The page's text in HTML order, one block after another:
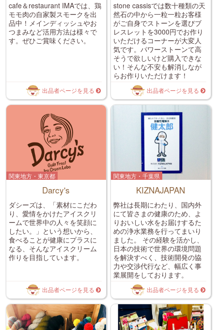
cafe＆restaurant IMAでは、鶏
モモ肉の自家製スモークを出
品中！メインディッシュやお
つまみなど活用方法は様々で
す。ぜひご賞味ください。
出品者ページを見る
stone cassisでは数十種類の天
然石の中から一粒一粒お客様
がご自身でストーンを選びブ
レスレットを3000円でお作り
いただけるコーナーが大変人
気です。パワーストーンて高
そうで欲しいけど購入できな
い！そんな不安も解消しなが
らお作りいただけます！
出品者ページを見る
関東地方・東京都
Darcy's
ダシーズは、「素材にこだわ
り、愛情をかけたアイスクリ
ームで世界中の人々を笑顔に
したい。」という想いから、
食べることが健康にプラスに
なる、そんなアイスクリーム
作りを目指しています。
出品者ページを見る
関東地方・千葉県
KIZNAJAPAN
弊社は長期にわたり、国内外
にて皆さまの健康のため、よ
りおいしい水をお届けするた
めの浄水業務を行ってまいり
ました。 その経験を活かし、
日本の技術で世界の環境問題
を解決すべく、技術開発の協
力や交渉代行など、幅広く事
業展開をしております。
出品者ページを見る